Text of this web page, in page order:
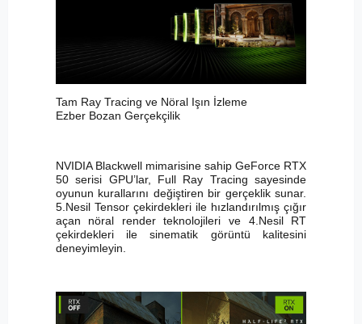
Tam Ray Tracing ve Nöral Işın İzleme
Ezber Bozan Gerçekçilik
NVIDIA Blackwell mimarisine sahip GeForce RTX
50 serisi GPU’lar, Full Ray Tracing sayesinde
oyunun kurallarını değiştiren bir gerçeklik sunar.
5.Nesil Tensor çekirdekleri ile hızlandırılmış çığır
açan nöral render teknolojileri ve 4.Nesil RT
çekirdekleri ile sinematik görüntü kalitesini
deneyimleyin.